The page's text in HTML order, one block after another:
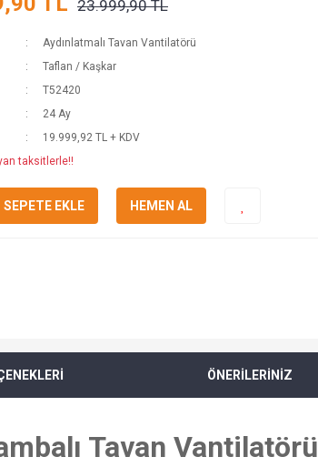
23.999,90 TL
Aydınlatmalı Tavan Vantilatörü
Taflan / Kaşkar
T52420
24 Ay
19.999,92 TL + KDV
taksitlerle!!
SEPETE EKLE HEMEN AL
ÖNERİLERİNİZ
Tavan Vantilatörü